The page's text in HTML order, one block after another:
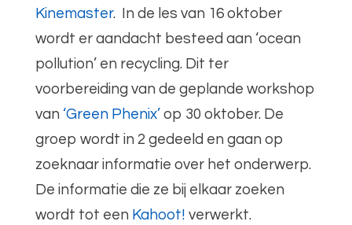
Kinemaster. In de les van 16 oktober
wordt er aandacht besteed aan ‘ocean
pollution’ en recycling. Dit ter
voorbereiding van de geplande workshop
van ‘Green Phenix’op 30 oktober. De
groep wordt in 2 gedeeld en gaan op
zoeknaar informatie over het onderwerp.
De informatie die ze bij elkaar zoeken
wordt tot een Kahoot! verwerkt.